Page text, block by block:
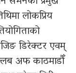
लोकप्रिय
डिरेक्टर एवम्
अफ काठमाडौँ